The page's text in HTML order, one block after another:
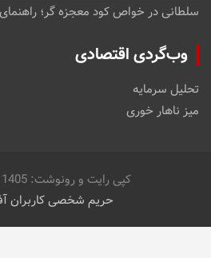
سلطانیدرخواص کود معجزه گر؛
وب‌گردی اقتصادی
تحلیل سرمایه
میز ناهار خوری
کپی رایت و رونوشت: 1405
حریم شخصی کاربران